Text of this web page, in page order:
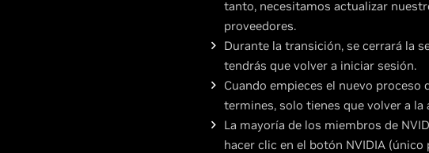
tanto, necesitamos actualizar
proveedores.
Durante la transición, se cerrará la
tendrás que volver a iniciar sesión.
Cuando empieces el nuevo proceso
termines, solo tienes que volver a
La mayoría de los miembros de
hacer clic en el botón NVIDIA